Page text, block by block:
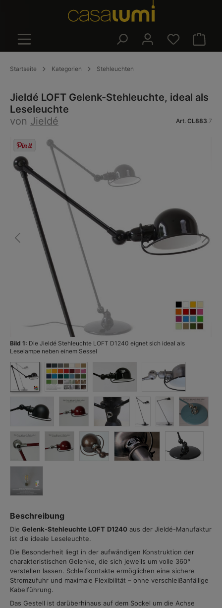
Startseite Kategorien Stehleuchten
Jieldé LOFT Gelenk-Stehleuchte, ideal als
Leseleuchte
von Jieldé Art. CL883.7
Bildergalerie überspringen
Bild 1: Die Jieldé Stehleuchte LOFT D1240 eignet sich ideal als
Leselampe neben einem Sessel
Beschreibung
Die Gelenk-Stehleuchte LOFT D1240 aus der Jieldé-Manufaktur
ist die ideale Leseleuchte.
Die Besonderheit liegt in der aufwändigen Konstruktion der
charakteristischen Gelenke, die sich jeweils um volle 360°
verstellen lassen. Schleifkontakte ermöglichen eine sichere
Stromzufuhr und maximale Flexibilität – ohne verschleißanfällige
Kabelführung.
Das Gestell ist darüberhinaus auf dem Sockel um die Achse